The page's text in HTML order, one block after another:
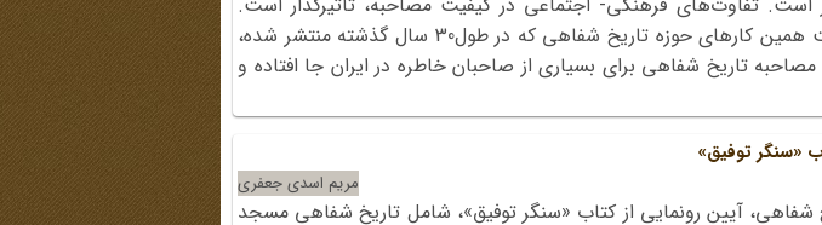
منتها در ایران، به برکت همین کارهای حوزه تاریخ شفاهی که در طول30 سال گذشته منتشر شده،
تاریخ شفاهی برای بسیاری از صاحبان خاطره در ایران جا افتاده و
«سنگر توفیق»
مریم اسدی جعفری
شفاهی، آیین رونمایی از کتاب «سنگر توفیق»، شامل تاریخ شفاهی مسجد